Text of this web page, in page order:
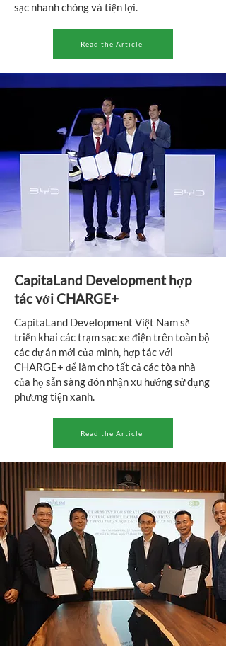
sạc nhanh chóng và tiện lợi.
Read the Article
CapitaLand Development hợp
tác với CHARGE+
CapitaLand Development Việt Nam sẽ
triển khai các trạm sạc xe điện trên toàn bộ
các dự án mới của mình, hợp tác với
CHARGE+ để làm cho tất cả các tòa nhà
của họ sẵn sàng đón nhận xu hướng sử dụng
phương tiện xanh.
Read the Article